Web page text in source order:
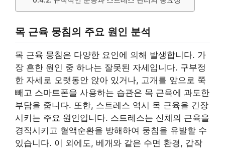
목 근육 뭉침의 주요 원인 분석
목 근육 뭉침은 다양한 요인에 의해 발생합니다. 가
장 흔한 원인 중 하나는 잘못된 자세입니다. 구부정
한 자세로 오랫동안 앉아 있거나, 고개를 앞으로 쭉
빼고 스마트폰을 사용하는 습관은 목 근육에 과도한
부담을 줍니다. 또한, 스트레스 역시 목 근육을 긴장
시키는 주요 원인입니다. 스트레스는 신체의 근육을
경직시키고 혈액순환을 방해하여 뭉침을 유발할 수
있습니다. 이 외에도, 베개와 같은 수면 환경, 갑작